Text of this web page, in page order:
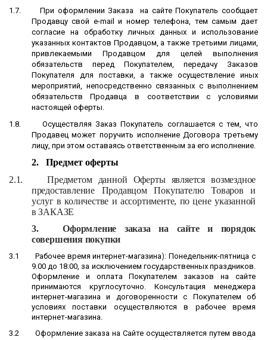
1.7.
При оформлении Заказа на сайте Покупатель сообщает
Продавцу свой e-mail и номер телефона, тем самым дает
согласие на обработку личных данных и использование
указанных контактов Продавцом, а также третьими лицами,
привлекаемыми Продавцом для целей выполнения
обязательств перед Покупателем, передачу Заказов
Покупателя для поставки, а также осуществление иных
мероприятий, непосредственно связанных с выполнением
обязательств Продавца в соответствии с условиями
настоящей оферты.
1.8.
Осуществляя Заказ Покупатель соглашается с тем, что
Продавец может поручить исполнение Договора третьему
лицу, при этом оставаясь ответственным за его исполнение.
2.
Предмет оферты
2.1.
Предметом данной Оферты является возмездное
предоставление Продавцом Покупателю Товаров и
услуг в количестве и ассортименте, по цене указанной
в ЗАКАЗЕ
3.
Оформление заказа на сайте и порядок
совершения покупки
3.1 Рабочее время интернет-магазина): Понедельник-пятница с
9.00 до 18.00, за исключением государственных праздников.
Оформление и оплата Покупателем заказов на сайте
принимаются круглосуточно. Консультация менеджера
интернет-магазина и договоренности с Покупателем об
условиях поставки осуществляются в рабочее время
интернет-магазина.
3.2
Оформление заказа на Сайте осуществляется путем ввода